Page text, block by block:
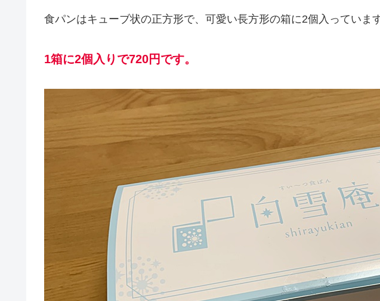
食パンはキューブ状の正方形で、可愛い長方形の箱に2個入っています
1箱に2個入りで720円です。